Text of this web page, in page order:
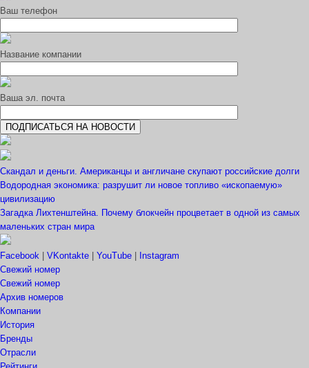
Ваш телефон
Название компании
Ваша эл. почта
Скандал и деньги. Американцы и англичане скупают российские долги
Водородная экономика: разрушит ли новое топливо «ископаемую»
цивилизацию
Загадка Лихтенштейна. Почему блокчейн процветает в одной из самых
маленьких стран мира
Facebook VKontakte YouTube
Instagram
Свежий номер
Свежий номер
Архив номеров
Компании
История
Бренды
Отрасли